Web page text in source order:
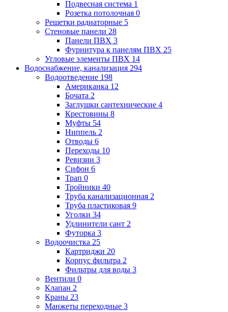
Подвесная система 1
Розетка потолочная 0
Решетки радиаторные 5
Стеновые панели 28
Панели ПВХ 3
Фурнитура к панелям ПВХ 25
Угловые элементы ПВХ 14
Водоснабжение, канализация 294
Водоотведение 198
Американка 12
Бочата 2
Заглушки сантехнические 4
Крестовины 8
Муфты 54
Ниппель 2
Отводы 6
Переходы 10
Ревизии 3
Сифон 6
Трап 0
Тройники 40
Труба канализационная 2
Труба пластиковая 9
Уголки 34
Удлинители сант 2
Футорка 3
Водоочистка 25
Картриджи 20
Корпус фильтра 2
Фильтры для воды 3
Вентили 0
Клапан 2
Краны 23
Манжеты переходные 3